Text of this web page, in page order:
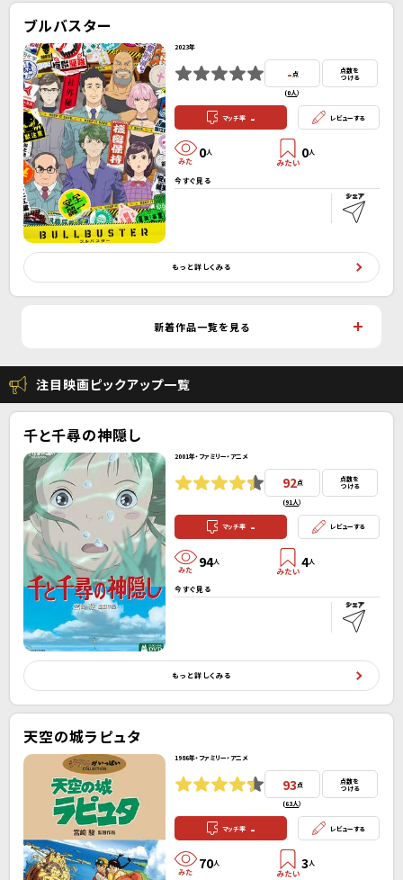
ブルバスター
2023年
- 点
(0人）
点数を
つける
マッチ率 - レビューする
0人 0人
今すぐ見る
もっと詳しくみる
新着作品一覧を見る
注目映画ピックアップ一覧
千と千尋の神隠し
2001年・ファミリー・アニメ
92点
(91人）
点数を
つける
マッチ率 - レビューする
94人 4人
今すぐ見る
もっと詳しくみる
天空の城ラピュタ
1986年・ファミリー・アニメ
93 点
(63人）
点数を
つける
マッチ率 - レビューする
70人 3人